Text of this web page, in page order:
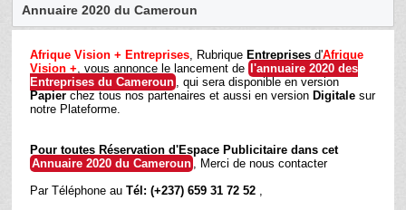
Annuaire 2020 du Cameroun
Afrique Vision + Entreprises, Rubrique Entreprises d'Afrique
Vision +, vous annonce le lancement de
l'annuaire 2020 des
Entreprises du Cameroun , qui sera disponible en version
Papier chez tous nos partenaires et aussi en version Digitale sur
notre Plateforme.
Pour toutes Réservation d'Espace Publicitaire dans cet
Annuaire 2020 du Cameroun , Merci de nous contacter
Par Téléphone auTél: (+237) 659 31 72 52 ,